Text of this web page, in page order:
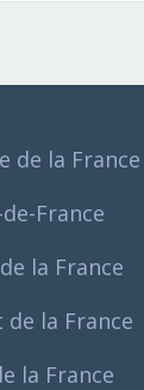
de la France
France
la France
de la France
la France